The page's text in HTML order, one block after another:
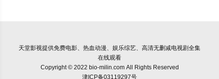
天堂影视提供免费电影、热血动漫、娱乐综艺、高清无删减电视剧全集
在线观看
Copyright © 2022 bio-milin.com All Rights Reserved
津ICP备03119297号